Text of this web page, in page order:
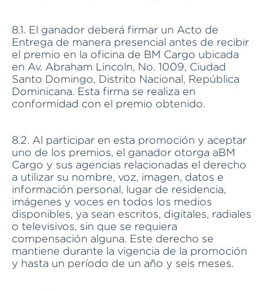
8.1. El ganador deberá firmar un Acto de
Entrega de manera presencial antes de recibir
el premio en la oficina de BM Cargo ubicada
en Av. Abraham Lincoln, No. 1009, Ciudad
Santo Domingo, Distrito Nacional, República
Dominicana. Esta firma se realiza en
conformidad con el premio obtenido.
8.2. Al participar en esta promoción y aceptar
uno de los premios, el ganador otorga aBM
Cargo y sus agencias relacionadas el derecho
a utilizar su nombre, voz, imagen, datos e
información personal, lugar de residencia,
imágenes y voces en todos los medios
disponibles, ya sean escritos, digitales, radiales
o televisivos, sin que se requiera
compensación alguna. Este derecho se
mantiene durante la vigencia de la promoción
y hasta un período de un año y seis meses.